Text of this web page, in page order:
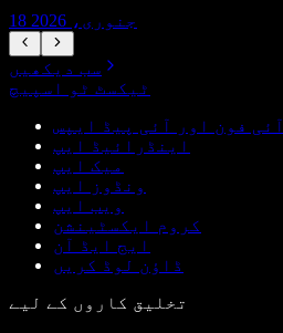
18 جنوری، 2026
سب دیکھیں
ٹیکسٹ ٹو اسپیچ
آئی فون اور آئی پیڈ ایپس
اینڈرائیڈ ایپ
میک ایپ
ونڈوز ایپ
ویب ایپ
کروم ایکسٹینشن
ایج ایڈ آن
ڈاؤن لوڈ کریں
تخلیق کاروں کے لیے